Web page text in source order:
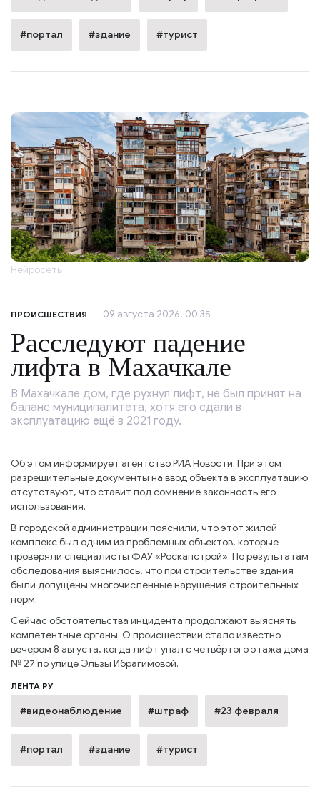
#портал #здание #турист
Нейросеть
ПРОИСШЕСТВИЯ 09 августа 2026, 00:35
Расследуют падение
лифта в Махачкале
В Махачкале дом, где рухнул лифт, не был принят на
баланс муниципалитета, хотя его сдали в
эксплуатацию ещё в 2021 году.
Об этом информирует агентство РИА Новости. При этом
разрешительные документы на ввод объекта в эксплуатацию
отсутствуют, что ставит под сомнение законность его
использования.
В городской администрации пояснили, что этот жилой
комплекс был одним из проблемных объектов, которые
проверяли специалисты ФАУ «Роскапстрой». По результатам
обследования выяснилось, что при строительстве здания
были допущены многочисленные нарушения строительных
норм.
Сейчас обстоятельства инцидента продолжают выяснять
компетентные органы. О происшествии стало известно
вечером 8 августа, когда лифт упал с четвёртого этажа дома
№ 27 по улице Эльзы Ибрагимовой.
ЛЕНТА РУ
#видеонаблюдение #штраф #23 февраля
#портал #здание #турист